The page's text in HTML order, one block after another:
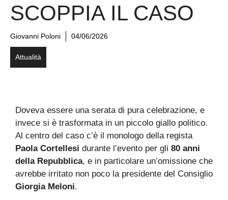
SCOPPIA IL CASO
Giovanni Poloni 04/06/2026
Attualità
Doveva essere una serata di pura celebrazione, e
invece si è trasformata in un piccolo giallo politico.
Al centro del caso c’è il monologo della regista
Paola Cortellesi durante l’evento per gli 80 anni
della Repubblica, e in particolare un’omissione che
avrebbe irritato non poco la presidente del Consiglio
Giorgia Meloni.